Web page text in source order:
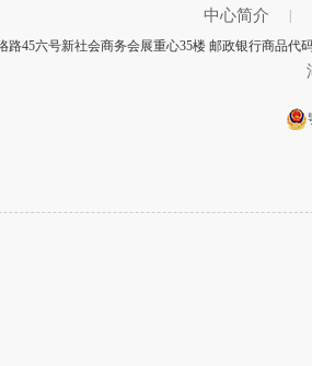
中心简介
路45六号新社会商务会展重心35楼 邮政银行商品代